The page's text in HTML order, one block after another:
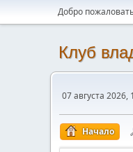
Добро
Клуб
07 августа 2026,
Начало